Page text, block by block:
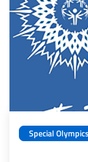
Special Olympics